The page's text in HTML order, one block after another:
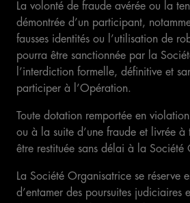
La volonté de fraude avérée ou la
démontrée d’un participant,
fausses identités ou l’utilisation de
pourra être sanctionnée par la
l’interdiction formelle, définitive et
participer à l’Opération.
Toute dotation remportée en
ou à la suite d’une fraude et livrée à
être restituée sans délai à la Société
La Société Organisatrice se réserve
d’entamer des poursuites judiciaires